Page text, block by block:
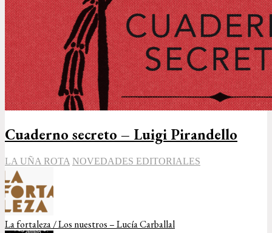
Cuaderno secreto – Luigi Pirandello
LA UÑA ROTA NOVEDADES EDITORIALES
La fortaleza / Los nuestros – Lucía Carballal